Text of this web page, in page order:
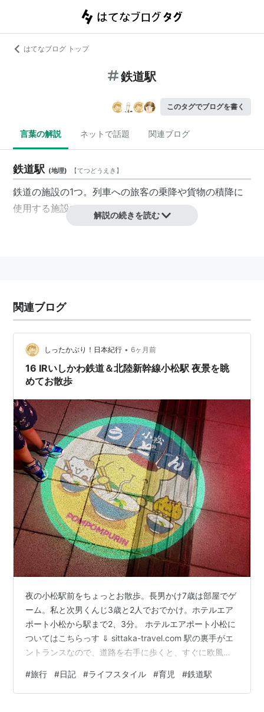
はてなブログ トップ
鉄道駅
このタグでブログを書く
言葉の解説 ネットで話題 関連ブログ
鉄道駅 (地理) 【てつどうえき 】
鉄道の施設の1つ。列車への旅客の乗降や貨物の積降に
使用する施設である。
解説の続きを読む
関連ブログ
しったかぶり！日本紀行 • 6ヶ月前
16 IRいしかわ鉄道＆北陸新幹線小松駅 夜景を眺
めてお散歩
夜の小松駅前をちょっとお散歩。長男かけ7歳は部屋でゲ
ーム。私と次男くんじ3歳と2人でおでかけ。ホテルエア
ポート小松から駅まで2、3分。 ホテルエアポート小松に
ついてはこちらっす ⇓ sittaka-travel.com 駅の裏手がエ
ントランスなので、道路を右手に歩くと、すぐに欧風の
た。古い町並みが残っていると聞いていたけど、こうい
うのも良いねぇ♪ 様々な業態の店舗が並ぶ 北陸新幹線の
#旅行 #日記 #ライフスタイル #育児 #鉄道駅